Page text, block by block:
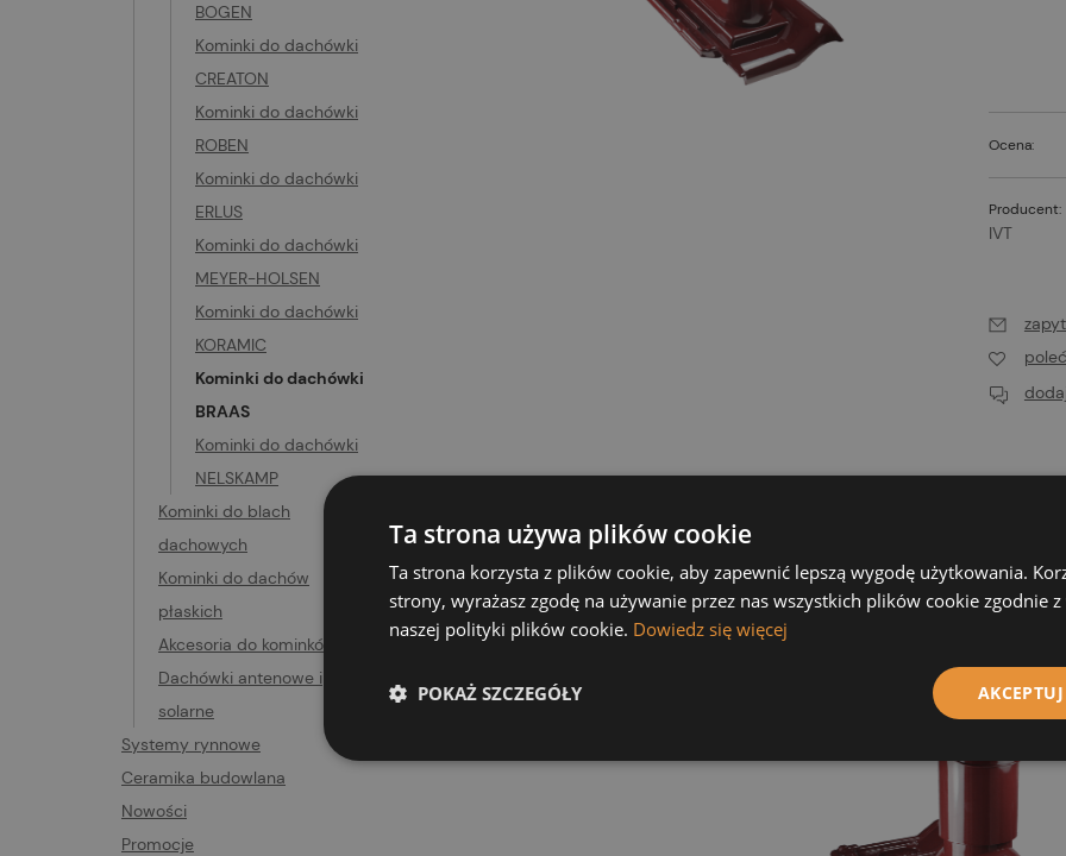
BOGEN
Kominki do dachówki
CREATON
Kominki do dachówki
ROBEN
Kominki do dachówki
ERLUS
Kominki do dachówki
MEYER-HOLSEN
Kominki do dachówki
KORAMIC
Kominki do dachówki
BRAAS
Kominki do dachówki
NELSKAMP
Kominki do blach
dachowych
Kominki do dachów
płaskich
Akcesoria do kominków
Dachówki antenowe i
solarne
Systemy rynnowe
Ceramika budowlana
Nowości
Promocje
Ocena:
Producent:
IVT
Cena nie zawiera
płatności
TRIVENTA® – system przejść dachowych i kominków
wykonany z wysokiej jakości tworzywa sztucznego.
UWAGA !!! Kominek produkowany na zamówienie - brak
Ta strona używa plików cookie
Ta strona korzysta z plików cookie, aby zapewnić lepszą wygodę użytkowania.
strony, wyrażasz zgodę na używanie przez nas wszystkich plików cookie zgodnie
naszej polityki plików cookie. Dowiedz się więcej
POKAŻ SZCZEGÓŁY